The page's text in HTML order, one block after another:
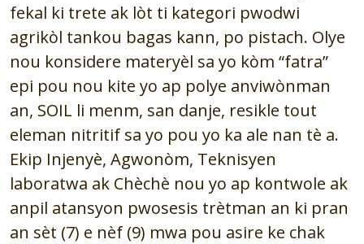
fekal ki trete ak lòt ti kategori pwodwi
agrikòl tankou bagas kann, po pistach. Olye
nou konsidere materyèl sa yo kòm “fatra”
epi pou nou kite yo ap polye anviwònman
an, SOIL li menm, san danje, resikle tout
eleman nitritif sa yo pou yo ka ale nan tè a.
Ekip Injenyè, Agwonòm, Teknisyen
laboratwa ak Chèchè nou yo ap kontwole ak
anpil atansyon pwosesis trètman an ki pran
an sèt (7) e nèf (9) mwa pou asire ke chak